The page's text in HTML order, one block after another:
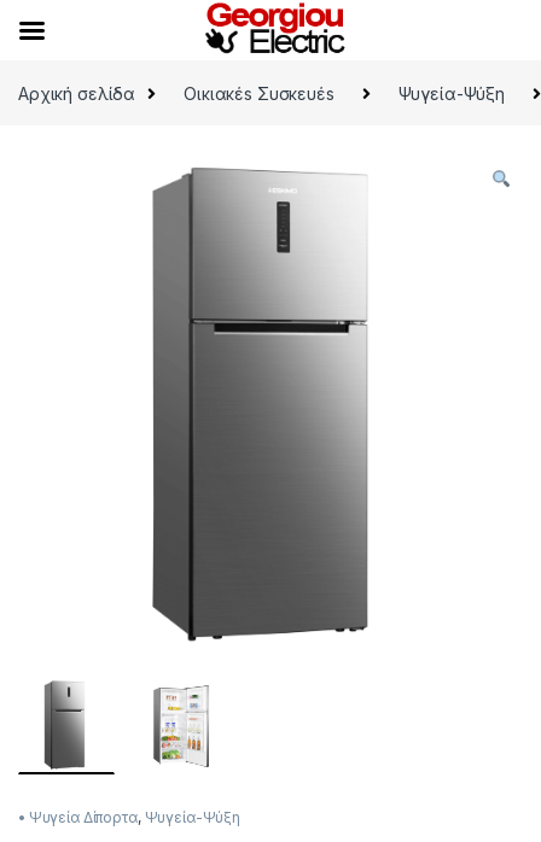
Αρχική σελίδα
Οικιακέs Συσκευέs Ψυγεία-Ψύξη
• Ψυγεία Δίπορτα, Ψυγεία-Ψύξη